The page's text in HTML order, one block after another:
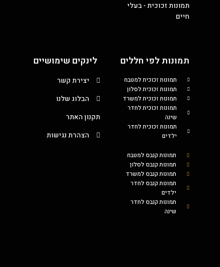
תמונות זכוכית - בעלי
חיים
תמונות לפי חללים
תמונות זכוכית למטבח
תמונות זכוכית לסלון
תמונות זכוכית למשרד
תמונות זכוכית לחדר
שינה
תמונות זכוכית לחדר
ילדים
תמונות קנבס למטבח
תמונות קנבס לסלון
תמונות קנבס למשרד
תמונות קנבס לחדר
ילדים
תמונות קנבס לחדר
שינה
לינקים שימושיים
יצירת קשר
הבלוג שלנו
תקנון האתר
הצהרת נגישות